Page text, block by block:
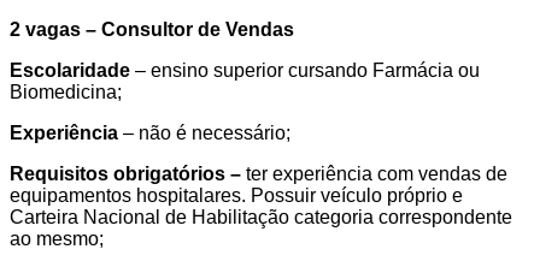
2 vagas – Consultor de Vendas
Escolaridade – ensino superior cursando Farmácia ou
Biomedicina;
Experiência – não é necessário;
Requisitos obrigatórios – ter experiência com vendas de
equipamentos hospitalares. Possuir veículo próprio e
Carteira Nacional de Habilitação categoria correspondente
ao mesmo;